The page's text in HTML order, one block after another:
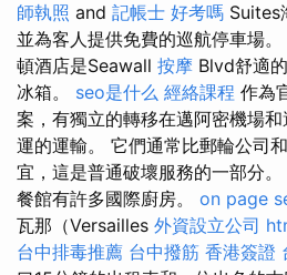
師執照 and 記帳士 好考嗎 Suites
並為客人提供免費的巡航停車場。
頓酒店是Seawall 按摩 Blvd舒適
冰箱。 seo是什么 經絡課程 作為
案，有獨立的轉移在邁阿密機場
運的運輸。 它們通常比郵輪公司
宜，這是普通破壞服務的一部分。
餐館有許多國際廚房。 on page
瓦那（Versailles 外資設立公司
台中排毒推薦 台中撥筋 香港簽證